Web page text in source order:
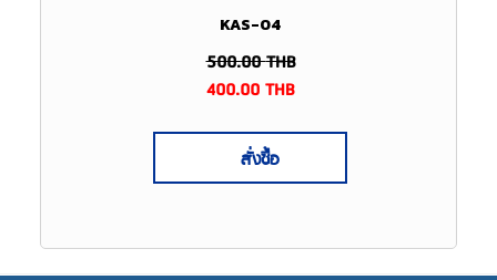
KAS-04
500.00THB
400.00THB
สั่งซื้อ